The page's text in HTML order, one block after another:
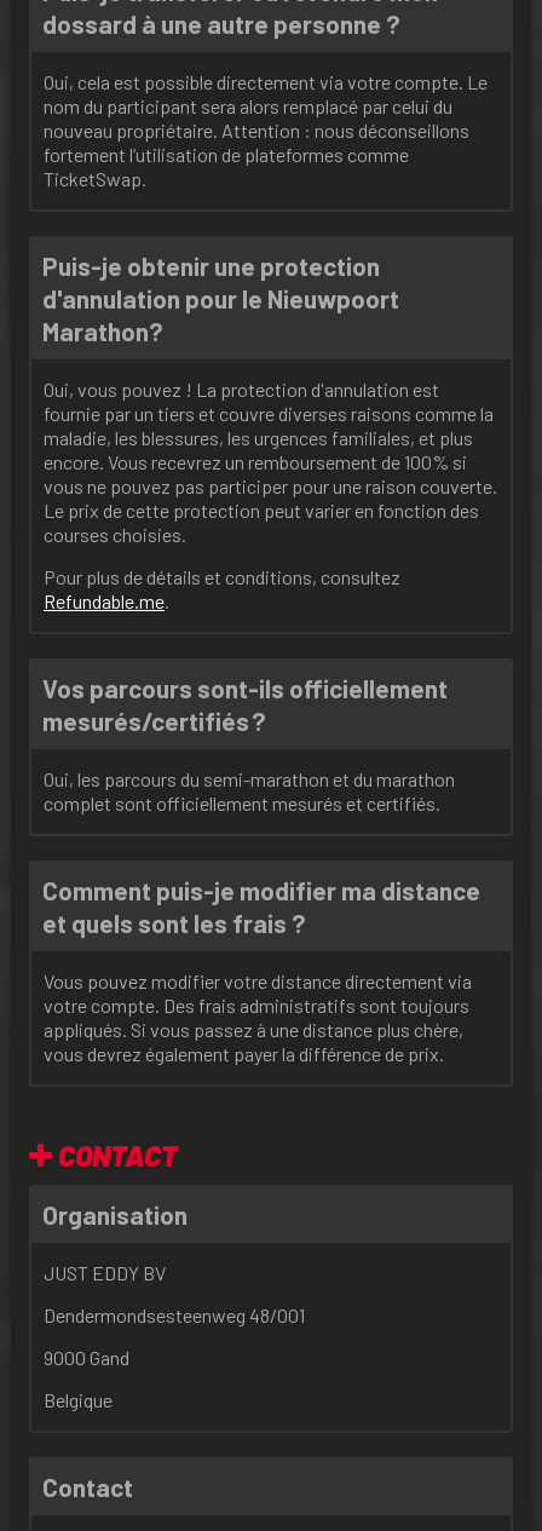
dossard à une autre personne ?
Oui, cela est possible directement via votre compte. Le
nom du participant sera alors remplacé par celui du
nouveau propriétaire. Attention : nous déconseillons
fortement l’utilisation de plateformes comme
TicketSwap.
Puis-je obtenir une protection
d'annulation pour le Nieuwpoort
Marathon?
Oui, vous pouvez ! La protection d'annulation est
fournie par un tiers et couvre diverses raisons comme la
maladie, les blessures, les urgences familiales, et plus
encore. Vous recevrez un remboursement de 100% si
vous ne pouvez pas participer pour une raison couverte.
Le prix de cette protection peut varier en fonction des
courses choisies.
Pour plus de détails et conditions, consultez
Refundable.me.
Vos parcours sont-ils officiellement
mesurés/certifiés ?
Oui, les parcours du semi-marathon et du marathon
complet sont officiellement mesurés et certifiés.
Comment puis-je modifier ma distance
et quels sont les frais ?
Vous pouvez modifier votre distance directement via
votre compte. Des frais administratifs sont toujours
appliqués. Si vous passez à une distance plus chère,
vous devrez également payer la différence de prix.
CONTACT
Organisation
JUST EDDY BV
Dendermondsesteenweg 48/001
9000 Gand
Belgique
Contact